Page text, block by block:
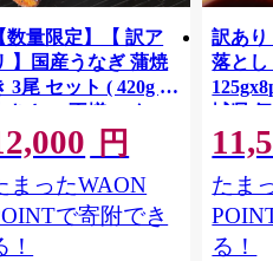
数量限定】【 訳ア
】国産うなぎ 蒲焼
3尾 セット ( 420g )
きさ の不揃い タ
・山椒付き ウナギ
ふぞろい 不揃い う
重 ひつまぶし 人気
城 八千代町 ふるさ
納税 冷凍 [SF951ya]
円
まったWAON
で寄附でき
！
訳あり
落とし
城県
お刺し
生 生
鮭 銀
介
たま
る！